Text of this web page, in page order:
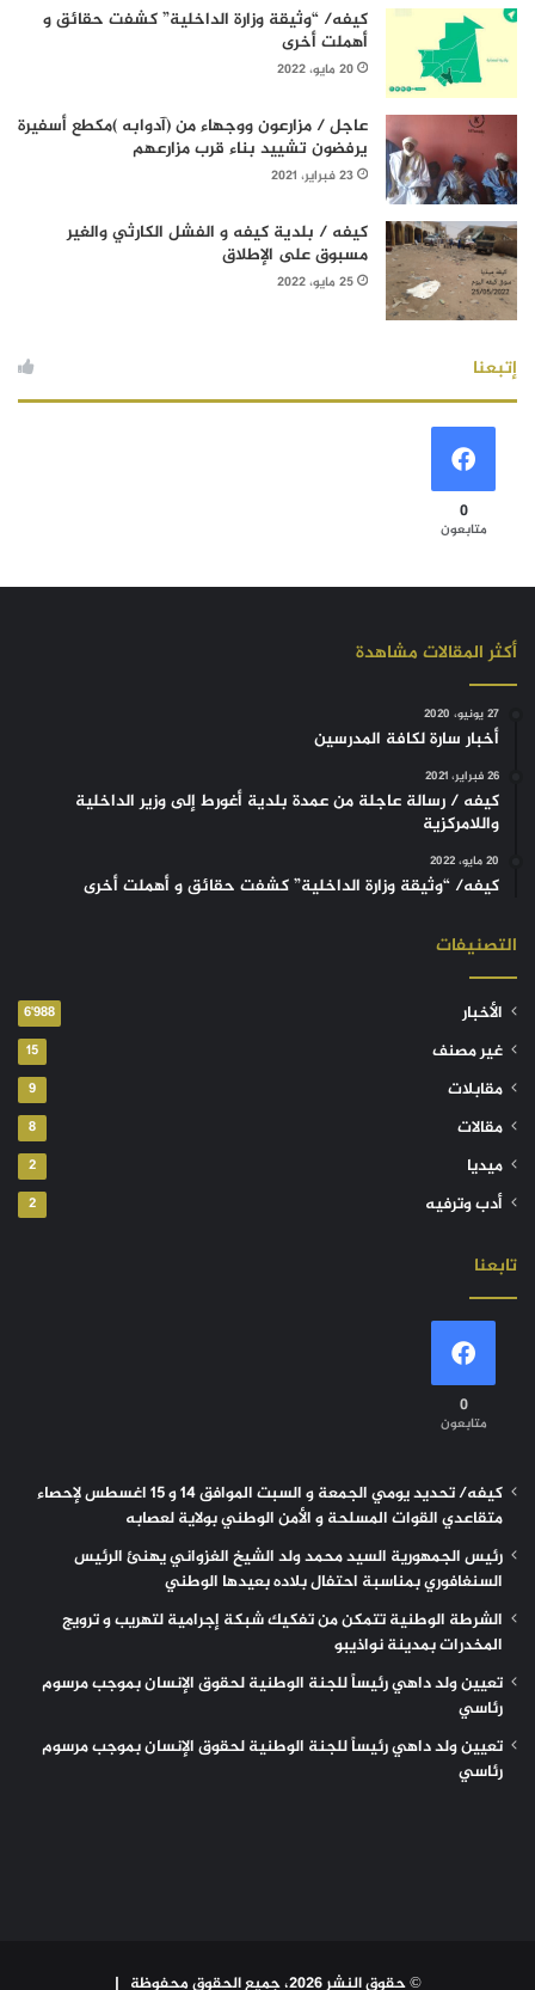
كيفه/ “وثيقة وزارة الداخلية” كشفت حقائق و
أهملت أخرى
20 مايو، 2022
عاجل / مزارعون ووجهاء من (آدوابه )مكطع أسفيرة
يرفضون تشييد بناء قرب مزارعهم
23 فبراير، 2021
كيفه / بلدية كيفه و الفشل الكارثي والغير
مسبوق على الإطلاق
25 مايو، 2022
إتبعنا
0
متابعون
أكثر المقالات مشاهدة
27 يونيو، 2020
أخبار سارة لكافة المدرسين
26 فبراير، 2021
كيفه / رسالة عاجلة من عمدة بلدية أغورط إلى وزير الداخلية
واللامركزية
20 مايو، 2022
كيفه/ “وثيقة وزارة الداخلية” كشفت حقائق و أهملت أخرى
التصنيفات
الأخبار 6٬988
غير مصنف 15
مقابلات 9
مقالات 8
ميديا 2
أدب وترفيه 2
تابعنا
0
متابعون
كيفه/ تحديد يومي الجمعة و السبت الموافق 14 و 15 اغسطس لإحصاء
متقاعدي القوات المسلحة و الأمن الوطني بولاية لعصابه
رئيس الجمهورية السيد محمد ولد الشيخ الغزواني يهنئ الرئيس
السنغافوري بمناسبة احتفال بلاده بعيدها الوطني
الشرطة الوطنية تتمكن من تفكيك شبكة إجرامية لتهريب و ترويج
المخدرات بمدينة نواذيبو
تعيين ولد داهي رئيساً للجنة الوطنية لحقوق الإنسان بموجب مرسوم
رئاسي
تعيين ولد داهي رئيساً للجنة الوطنية لحقوق الإنسان بموجب مرسوم
رئاسي
© حقوق النشر 2026، جميع الحقوق محفوظة |